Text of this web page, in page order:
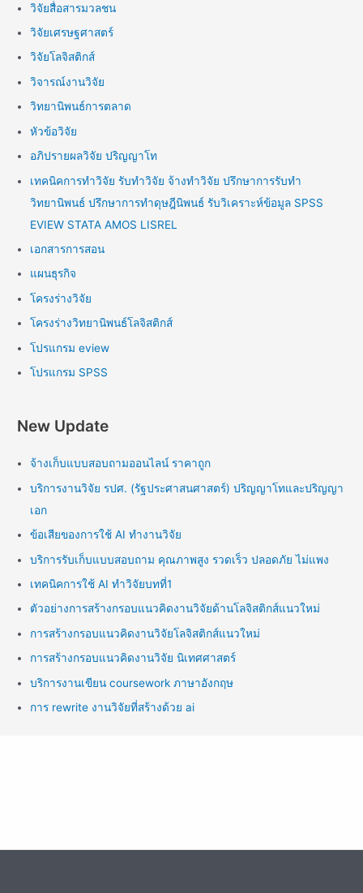
วิจัยสื่อสารมวลชน
วิจัยเศรษฐศาสตร์
วิจัยโลจิสติกส์
วิจารณ์งานวิจัย
วิทยานิพนธ์การตลาด
หัวข้อวิจัย
อภิปรายผลวิจัย ปริญญาโท
เทคนิคการทำวิจัย รับทำวิจัย จ้างทำวิจัย ปรึกษาการรับทำ
วิทยานิพนธ์ ปรึกษาการทำดุษฎีนิพนธ์ รับวิเคราะห์ข้อมูล SPSS
EVIEW STATA AMOS LISREL
เอกสารการสอน
แผนธุรกิจ
โครงร่างวิจัย
โครงร่างวิทยานิพนธ์โลจิสติกส์
โปรแกรม eview
โปรแกรม SPSS
New Update
จ้างเก็บแบบสอบถามออนไลน์ ราคาถูก
บริการงานวิจัย รปศ. (รัฐประศาสนศาสตร์) ปริญญาโทและปริญญา
เอก
ข้อเสียของการใช้ AI ทำงานวิจัย
บริการรับเก็บแบบสอบถาม คุณภาพสูง รวดเร็ว ปลอดภัย ไม่แพง
เทคนิคการใช้ AI ทำวิจัยบทที่1
ตัวอย่างการสร้างกรอบแนวคิดงานวิจัยด้านโลจิสติกส์แนวใหม่
การสร้างกรอบแนวคิดงานวิจัยโลจิสติกส์แนวใหม่
การสร้างกรอบแนวคิดงานวิจัย นิเทศศาสตร์
บริการงานเขียน coursework ภาษาอังกฤษ
การ rewrite งานวิจัยที่สร้างด้วย ai